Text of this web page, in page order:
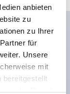
anbieten
zu
zu Ihrer
für
Unsere
mit
bereitgestellt
der Dienste